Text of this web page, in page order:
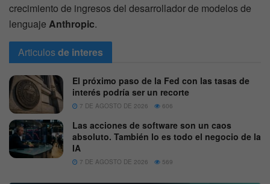
crecimiento de ingresos del desarrollador de modelos de
lenguaje Anthropic.
Articulosde interes
El próximo paso de la Fed con las tasas de
interés podría ser un recorte
7 DE AGOSTO DE 2026 606
Las acciones de software son un caos
absoluto. También lo es todo el negocio de la
IA
7 DE AGOSTO DE 2026 569